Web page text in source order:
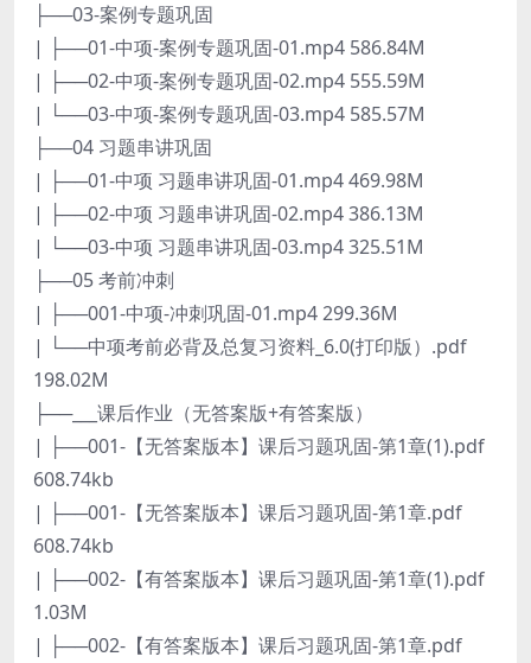
├──03-案例专题巩固
| ├──01-中项-案例专题巩固-01.mp4 586.84M
| ├──02-中项-案例专题巩固-02.mp4 555.59M
| └──03-中项-案例专题巩固-03.mp4 585.57M
├──04 习题串讲巩固
| ├──01-中项 习题串讲巩固-01.mp4 469.98M
| ├──02-中项 习题串讲巩固-02.mp4 386.13M
| └──03-中项 习题串讲巩固-03.mp4 325.51M
├──05 考前冲刺
| ├──001-中项-冲刺巩固-01.mp4 299.36M
| └──中项考前必背及总复习资料_6.0(打印版）.pdf
198.02M
├──___课后作业（无答案版+有答案版）
| ├──001-【无答案版本】课后习题巩固-第1章(1).pdf
608.74kb
| ├──001-【无答案版本】课后习题巩固-第1章.pdf
608.74kb
| ├──002-【有答案版本】课后习题巩固-第1章(1).pdf
1.03M
| ├──002-【有答案版本】课后习题巩固-第1章.pdf